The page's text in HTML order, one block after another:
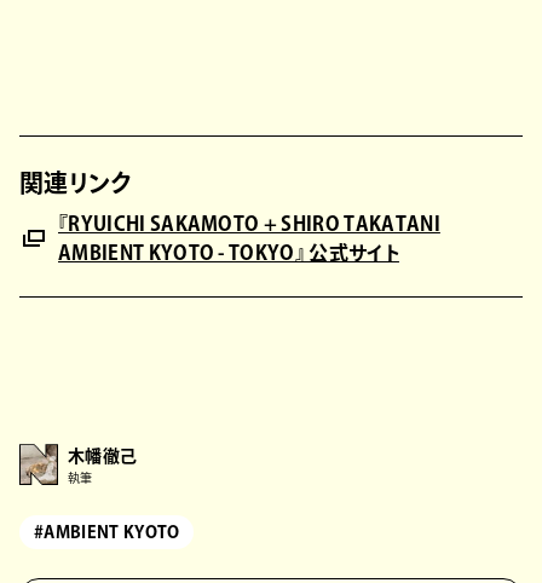
関連リンク
『RYUICHI SAKAMOTO + SHIRO TAKATANI
AMBIENT KYOTO - TOKYO』 公式サイト
木幡徹己
執筆
#AMBIENT KYOTO